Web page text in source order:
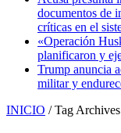
documentos de
críticas en el
«Operación
planificaron y
Trump anuncia
militar y
INICIO / Tag